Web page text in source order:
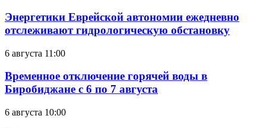
Энергетики Еврейской автономии ежедневно
отслеживают гидрологическую обстановку
6 августа 11:00
Временное отключение горячей воды в
Биробиджане с 6 по 7 августа
6 августа 10:00